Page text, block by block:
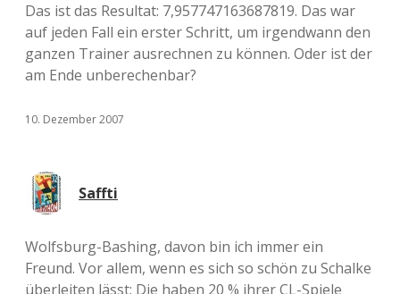
Das ist das Resultat: 7,957747163687819. Das war
auf jeden Fall ein erster Schritt, um irgendwann den
ganzen Trainer ausrechnen zu können. Oder ist der
am Ende unberechenbar?
10. Dezember 2007
Saffti
Wolfsburg-Bashing, davon bin ich immer ein
Freund. Vor allem, wenn es sich so schön zu Schalke
überleiten lässt: Die haben 20 % ihrer CL-Spiele